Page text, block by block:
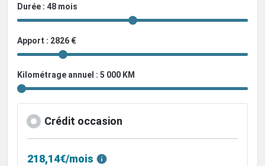
Durée : 48 mois
Apport : 2826 €
Kilométrage annuel : 5 000 KM
Crédit occasion
218,14€/mois